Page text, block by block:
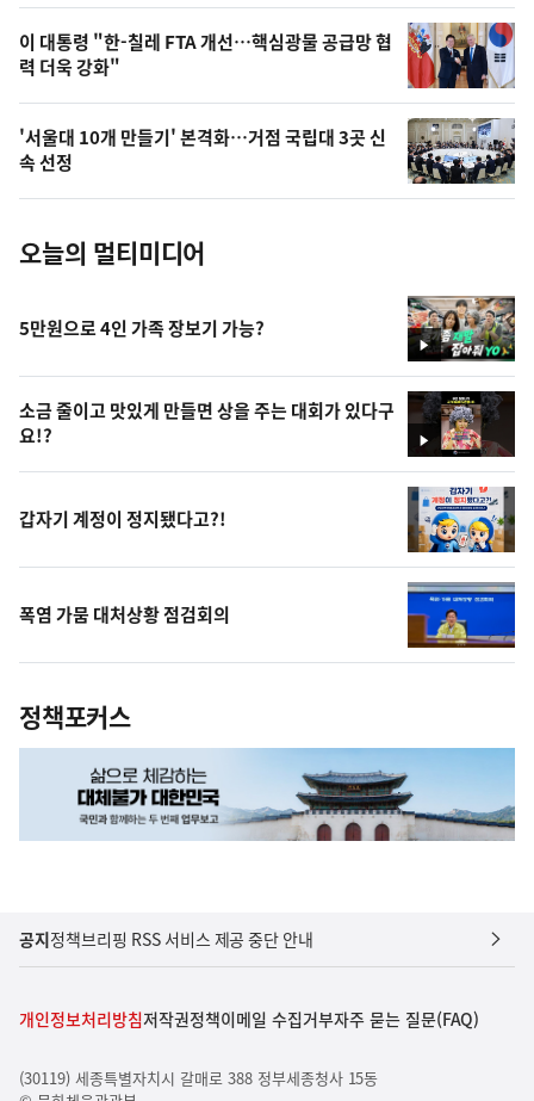
오
늘
의
사
진
이 대통령 "한-칠레 FTA 개선…핵심광물 공급망 협
력 더욱 강화"
'서울대 10개 만들기' 본격화…거점 국립대 3곳 신
속 선정
오늘의 멀티미디어
영
상
5만원으로 4인 가족 장보기 가능?
영
상
소금 줄이고 맛있게 만들면 상을 주는 대회가 있다구
요!?
갑자기 계정이 정지됐다고?!
폭염 가뭄 대처상황 점검회의
정책포커스
공지정책브리핑 RSS 서비스 제공 중단 안내
개인정보처리방침저작권정책이메일 수집거부자주 묻는 질문(FAQ)
(30119) 세종특별자치시 갈매로 388 정부세종청사 15동